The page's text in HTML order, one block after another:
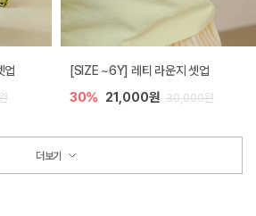
업 [SIZE ~6Y] 레티 라운지 셋업
30% 21,000원 30,000원
더보기